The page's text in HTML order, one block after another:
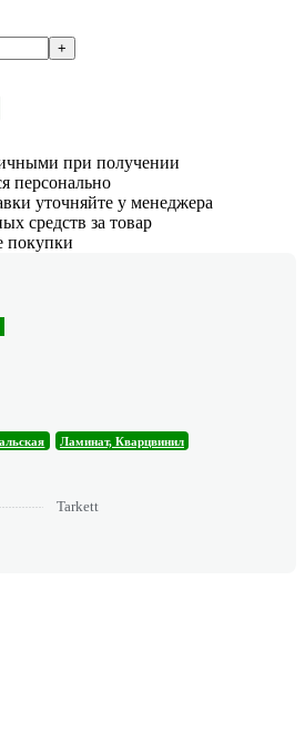
при получении
персонально
уточняйте у менеджера
средств за товар
покупки
Ламинат, Кварцвинил
Tarkett